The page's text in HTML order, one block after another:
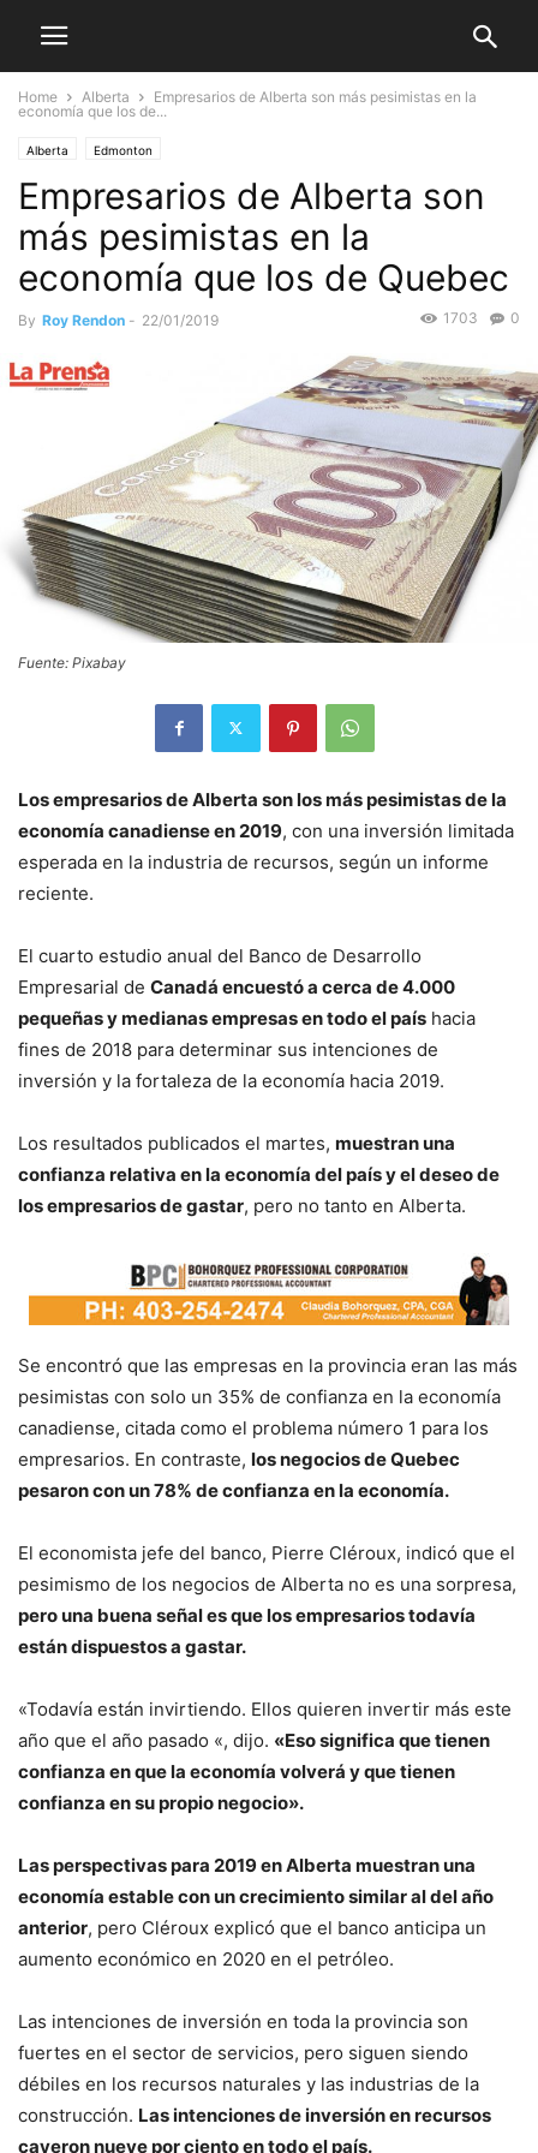
Home Alberta
Empresarios de Alberta son más pesimistas en la
economía que los de...
Alberta Edmonton
Empresarios de Alberta son
más pesimistas en la
economía que los de Quebec
By Roy Rendon - 22/01/2019 0
1703
Fuente: Pixabay
Los empresarios de Alberta son los más pesimistas de la
economía canadiense en 2019, con una inversión limitada
esperada en la industria de recursos, según un informe
reciente.
El cuarto estudio anual del Banco de Desarrollo
Empresarial de Canadá encuestó a cerca de 4.000
pequeñas y medianas empresas en todo el país hacia
fines de 2018 para determinar sus intenciones de
inversión y la fortaleza de la economía hacia 2019.
Los resultados publicados el martes, muestran una
confianza relativa en la economía del país y el deseo de
los empresarios de gastar, pero no tanto en Alberta.
Se encontró que las empresas en la provincia eran las más
pesimistas con solo un 35% de confianza en la economía
canadiense, citada como el problema número 1 para los
empresarios. En contraste, los negocios de Quebec
pesaron con un 78% de confianza en la economía.
El economista jefe del banco, Pierre Cléroux, indicó que el
pesimismo de los negocios de Alberta no es una sorpresa,
pero una buena señal es que los empresarios todavía
están dispuestos a gastar.
«Todavía están invirtiendo. Ellos quieren invertir más este
año que el año pasado «, dijo. «Eso significa que tienen
confianza en que la economía volverá y que tienen
confianza en su propio negocio».
Las perspectivas para 2019 en Alberta muestran una
economía estable con un crecimiento similar al del año
anterior, pero Cléroux explicó que el banco anticipa un
aumento económico en 2020 en el petróleo.
Las intenciones de inversión en toda la provincia son
fuertes en el sector de servicios, pero siguen siendo
débiles en los recursos naturales y las industrias de la
construcción. Las intenciones de inversión en recursos
cayeron nueve por ciento en todo el país.